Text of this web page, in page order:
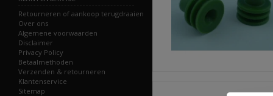
Retourneren of aankoop terugdraaien
Over ons
Algemene voorwaarden
Disclaimer
Privacy Policy
Betaalmethoden
Verzenden & retourneren
Klantenservice
Sitemap